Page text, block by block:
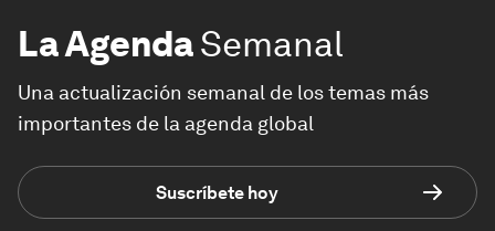
La AgendaSemanal
Una actualización semanal de los temas más
importantes de la agenda global
Suscríbete hoy